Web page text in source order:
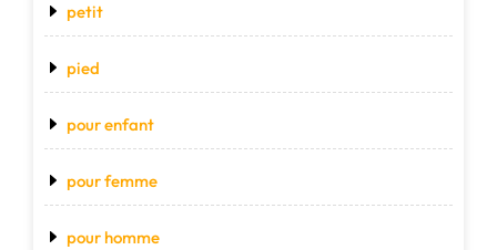
petit
pied
pour enfant
pour femme
pour homme